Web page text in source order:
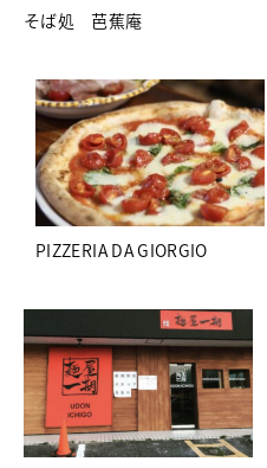
そば処 芭蕉庵
PIZZERIA DA GIORGIO